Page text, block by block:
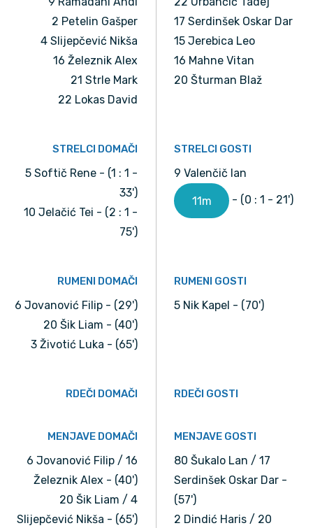
2 Petelin Gašper
4 Slijepčević Nikša
16 Železnik Alex
21 Strle Mark
22 Lokas David
17 Serdinšek Oskar Dar
15 Jerebica Leo
16 Mahne Vitan
20 Šturman Blaž
STRELCI DOMAČI
5 Softič Rene - (1 : 1 -
33')
10 Jelačić Tei - (2 : 1 -
75')
STRELCI GOSTI
9 Valenčič Ian
11m - (0 : 1 - 21')
RUMENI DOMAČI
6 Jovanović Filip - (29')
20 Šik Liam - (40')
3 Životić Luka - (65')
RUMENI GOSTI
5 Nik Kapel - (70')
RDEČI DOMAČI RDEČI GOSTI
MENJAVE DOMAČI
6 Jovanović Filip / 16
Železnik Alex - (40')
20 Šik Liam / 4
Slijepčević Nikša - (65')
MENJAVE GOSTI
80 Šukalo Lan / 17
Serdinšek Oskar Dar -
(57')
2 Dindić Haris / 20